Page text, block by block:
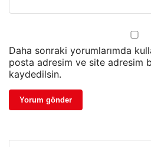
Daha sonraki yorumlarımda
posta adresim ve site adresim
kaydedilsin.